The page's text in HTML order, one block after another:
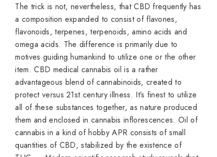
The trick is not, nevertheless, that CBD frequently has
a composition expanded to consist of flavones,
flavonoids, terpenes, terpenoids, amino acids and
omega acids. The difference is primarily due to
motives guiding humankind to utilize one or the other
item. CBD medical cannabis oil is a rather
advantageous blend of cannabinoids, created to
protect versus 21st century illness. It’s finest to utilize
all of these substances together, as nature produced
them and enclosed in cannabis inflorescences. Oil of
cannabis in a kind of hobby APR consists of small
quantities of CBD, stabilized by the existence of